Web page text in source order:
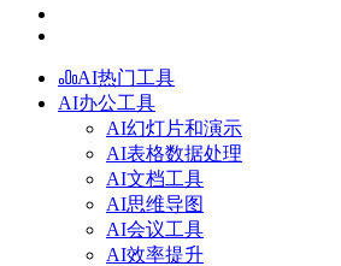
AI热门工具
AI办公工具
AI幻灯片和演示
AI表格数据处理
AI文档工具
AI思维导图
AI会议工具
AI效率提升